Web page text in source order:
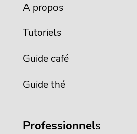
A propos
Tutoriels
Guide café
Guide thé
Professionnels